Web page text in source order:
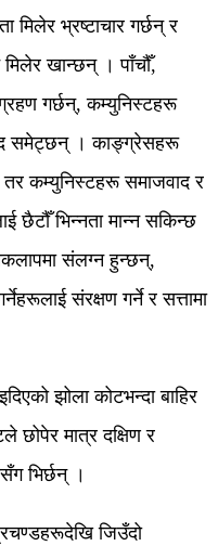
भ्रष्टाचार गर्छन् र
मिलेर खान्छन् । पाँचौँ,
गर्छन्, कम्युनिस्टहरू
समेट्छन् । काङ्ग्रेसहरू
तर कम्युनिस्टहरू समाजवाद र
छैटौँ भिन्नता मान्न सकिन्छ
संलग्न हुन्छन्,
संरक्षण गर्ने र सत्तामा
झोला कोटभन्दा बाहिर
छोपेर मात्र दक्षिण र
भिर्छन् ।
जिउँदो